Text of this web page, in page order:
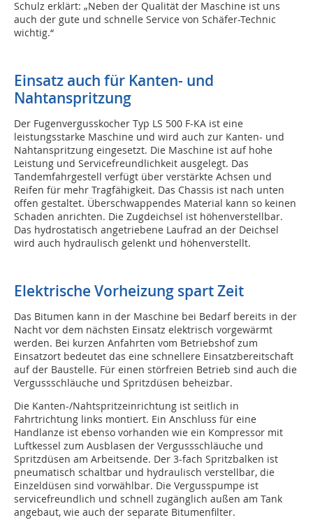
Schulz erklärt: „Neben der Qualität der Maschine ist uns
auch der gute und schnelle Service von Schäfer-Technic
wichtig.“
Einsatz auch für Kanten- und
Nahtanspritzung
Der Fugenvergusskocher Typ LS 500 F-KA ist eine
leistungsstarke Maschine und wird auch zur Kanten- und
Nahtanspritzung eingesetzt. Die Maschine ist auf hohe
Leistung und Servicefreundlichkeit ausgelegt. Das
Tandemfahrgestell verfügt über verstärkte Achsen und
Reifen für mehr Tragfähigkeit. Das Chassis ist nach unten
offen gestaltet. Überschwappendes Material kann so keinen
Schaden anrichten. Die Zugdeichsel ist höhenverstellbar.
Das hydrostatisch angetriebene Laufrad an der Deichsel
wird auch hydraulisch gelenkt und höhenverstellt.
Elektrische Vorheizung spart Zeit
Das Bitumen kann in der Maschine bei Bedarf bereits in der
Nacht vor dem nächsten Einsatz elektrisch vorgewärmt
werden. Bei kurzen Anfahrten vom Betriebshof zum
Einsatzort bedeutet das eine schnellere Einsatzbereitschaft
auf der Baustelle. Für einen störfreien Betrieb sind auch die
Vergussschläuche und Spritzdüsen beheizbar.
Die Kanten-/Nahtspritzeinrichtung ist seitlich in
Fahrtrichtung links montiert. Ein Anschluss für eine
Handlanze ist ebenso vorhanden wie ein Kompressor mit
Luftkessel zum Ausblasen der Vergussschläuche und
Spritzdüsen am Arbeitsende. Der 3-fach Spritzbalken ist
pneumatisch schaltbar und hydraulisch verstellbar, die
Einzeldüsen sind vorwählbar. Die Vergusspumpe ist
servicefreundlich und schnell zugänglich außen am Tank
angebaut, wie auch der separate Bitumenfilter.